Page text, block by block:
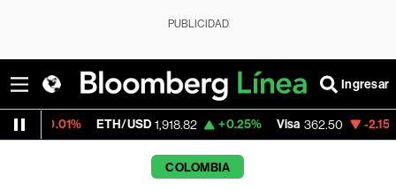
PUBLICIDAD
Ingresar
ETH/USD 1,918.82 +0.25% Visa 362.50 -2.15%
COLOMBIA